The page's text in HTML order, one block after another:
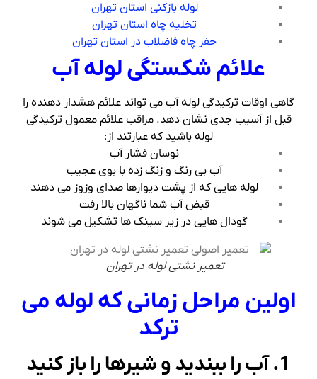
لوله بازکنی استان تهران
تخلیه چاه استان تهران
حفر چاه فاضلاب در استان تهران
علائم شکستگی لوله آب
گاهی اوقات ترکیدگی لوله آب می تواند علائم هشدار دهنده را
قبل از آسیب جدی نشان دهد. مراقب علائم معمول ترکیدگی
لوله باشید که عبارتند از:
نوسان فشار آب
آب بی رنگ و زنگ زده با بوی عجیب
لوله هایی که از پشت دیوارها صدای وزوز می دهند
قبض آب شما ناگهان بالا رفت
گودال هایی در زیر سینک ها تشکیل می شوند
تعمیر نشتی لوله در تهران
اولین مراحل زمانی که لوله می
ترکد
1. آب را ببندید و شیرها را باز کنید